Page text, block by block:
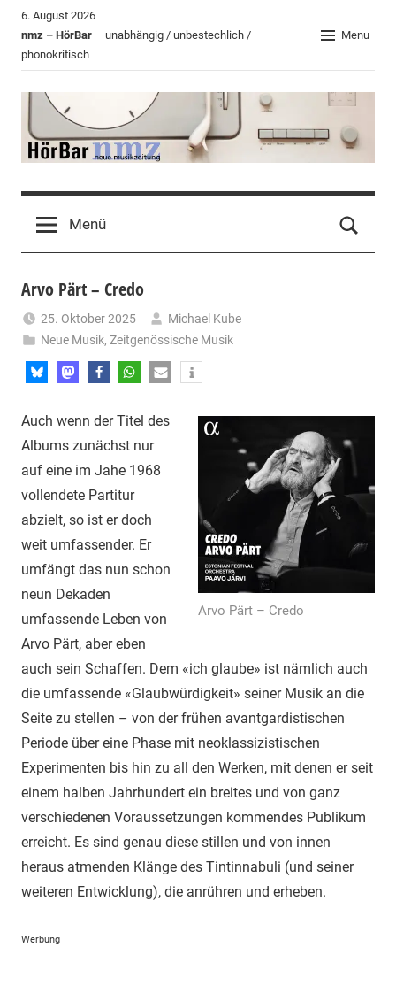
Zum
Inhalt
springen
6. August 2026
nmz – HörBar – unabhängig / unbestechlich /
phonokritisch
Menu
HörBar
der
nmz
Menü
Arvo Pärt – Credo
25. Oktober 2025
Michael Kube
Neue Musik,Zeitgenössische Musik
Arvo Pärt – Credo
Auch wenn der Titel des
Albums zunächst nur
auf eine im Jahe 1968
vollendete Partitur
abzielt, so ist er doch
weit umfassender. Er
umfängt das nun schon
neun Dekaden
umfassende Leben von
Arvo Pärt, aber eben
auch sein Schaffen. Dem «ich glaube» ist nämlich auch
die umfassende «Glaubwürdigkeit» seiner Musik an die
Seite zu stellen – von der frühen avantgardistischen
Periode über eine Phase mit neoklassizistischen
Experimenten bis hin zu all den Werken, mit denen er seit
einem halben Jahrhundert ein breites und von ganz
verschiedenen Voraussetzungen kommendes Publikum
erreicht. Es sind genau diese stillen und von innen
heraus atmenden Klänge des Tintinnabuli (und seiner
weiteren Entwicklung), die anrühren und erheben.
Werbung